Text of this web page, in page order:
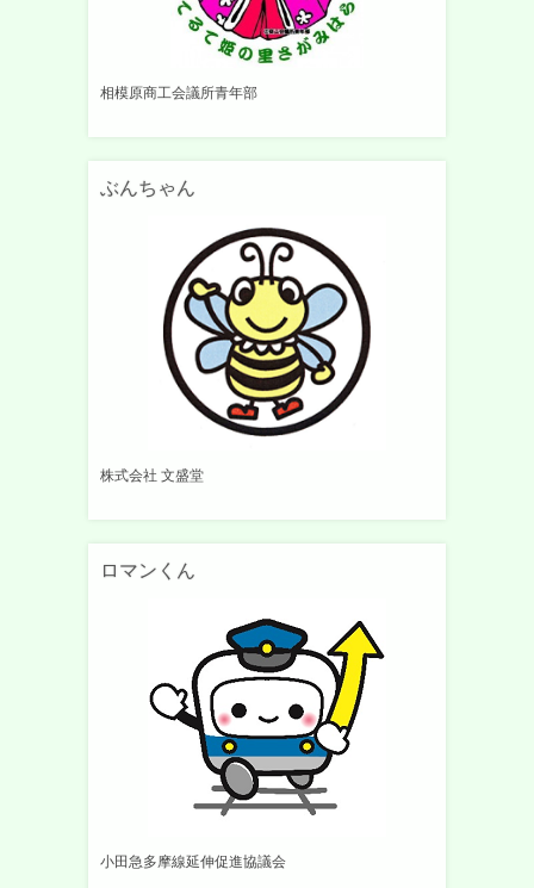
相模原商工会議所青年部
ぶんちゃん
株式会社 文盛堂
ロマンくん
小田急多摩線延伸促進協議会